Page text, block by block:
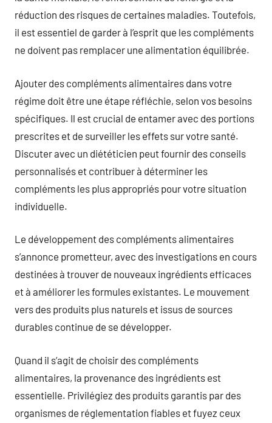
réduction des risques de certaines maladies. Toutefois,
il est essentiel de garder à l’esprit que les compléments
ne doivent pas remplacer une alimentation équilibrée.
Ajouter des compléments alimentaires dans votre
régime doit être une étape réfléchie, selon vos besoins
spécifiques. Il est crucial de entamer avec des portions
prescrites et de surveiller les effets sur votre santé.
Discuter avec un diététicien peut fournir des conseils
personnalisés et contribuer à déterminer les
compléments les plus appropriés pour votre situation
individuelle.
Le développement des compléments alimentaires
s’annonce prometteur, avec des investigations en cours
destinées à trouver de nouveaux ingrédients efficaces
et à améliorer les formules existantes. Le mouvement
vers des produits plus naturels et issus de sources
durables continue de se développer.
Quand il s’agit de choisir des compléments
alimentaires, la provenance des ingrédients est
essentielle. Privilégiez des produits garantis par des
organismes de réglementation fiables et fuyez ceux